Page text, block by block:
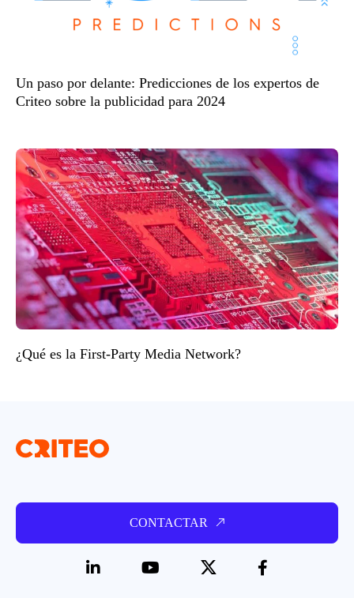
Un paso por delante: Predicciones de los expertos de
Criteo sobre la publicidad para 2024
¿Qué es la First-Party Media Network?
CONTACTAR